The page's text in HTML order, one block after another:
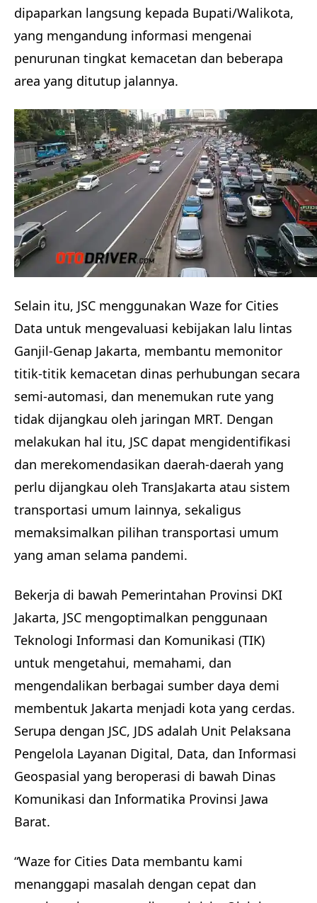
dipaparkan langsung kepada Bupati/Walikota,
yang mengandung informasi mengenai
penurunan tingkat kemacetan dan beberapa
area yang ditutup jalannya.
Selain itu, JSC menggunakan Waze for Cities
Data untuk mengevaluasi kebijakan lalu lintas
Ganjil-Genap Jakarta, membantu memonitor
titik-titik kemacetan dinas perhubungan secara
semi-automasi, dan menemukan rute yang
tidak dijangkau oleh jaringan MRT. Dengan
melakukan hal itu, JSC dapat mengidentifikasi
dan merekomendasikan daerah-daerah yang
perlu dijangkau oleh TransJakarta atau sistem
transportasi umum lainnya, sekaligus
memaksimalkan pilihan transportasi umum
yang aman selama pandemi.
Bekerja di bawah Pemerintahan Provinsi DKI
Jakarta, JSC mengoptimalkan penggunaan
Teknologi Informasi dan Komunikasi (TIK)
untuk mengetahui, memahami, dan
mengendalikan berbagai sumber daya demi
membentuk Jakarta menjadi kota yang cerdas.
Serupa dengan JSC, JDS adalah Unit Pelaksana
Pengelola Layanan Digital, Data, dan Informasi
Geospasial yang beroperasi di bawah Dinas
Komunikasi dan Informatika Provinsi Jawa
Barat.
“Waze for Cities Data membantu kami
menanggapi masalah dengan cepat dan